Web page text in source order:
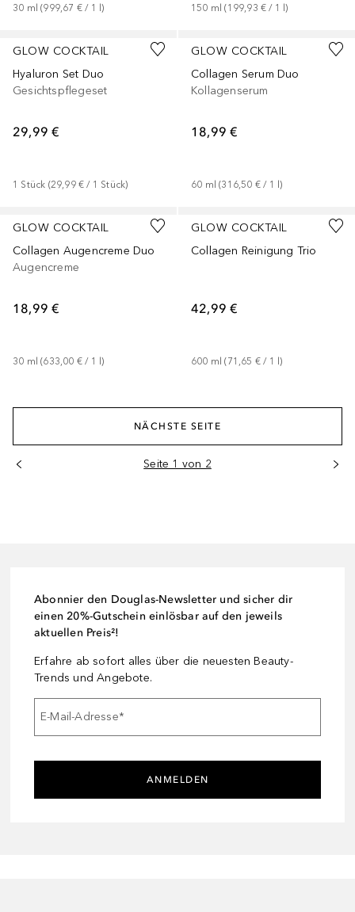
30 ml (999,67 € / 1 l) 150 ml (199,93 € / 1 l)
GLOW COCKTAIL
Hyaluron Set Duo
Gesichtspflegeset
29,99 €
1 Stück (29,99 € / 1 Stück)
GLOW COCKTAIL
Collagen Serum Duo
Kollagenserum
18,99 €
60 ml (316,50 € / 1 l)
GLOW COCKTAIL
Collagen Augencreme Duo
Augencreme
18,99 €
30 ml (633,00 € / 1 l)
GLOW COCKTAIL
Collagen Reinigung Trio
42,99 €
600 ml (71,65 € / 1 l)
NÄCHSTE SEITE
Seite 1 von 2
Abonnier den Douglas-Newsletter und sicher dir
einen 20%-Gutschein einlösbar auf den jeweils
aktuellen Preis²!
Erfahre ab sofort alles über die neuesten Beauty-
Trends und Angebote.
E-Mail-Adresse*
ANMELDEN